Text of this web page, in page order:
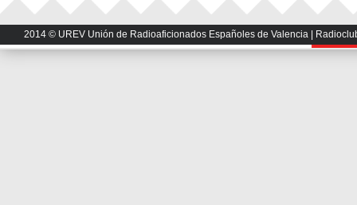
2014 © UREV Unión de Radioaficionados Españoles de Valencia |